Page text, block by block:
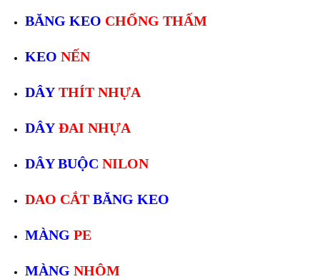
BĂNG KEO CHỐNG THẤM
KEO NẾN
DÂY THÍT NHỰA
DÂY ĐAI NHỰA
DÂY BUỘC NILON
DAO CẮT BĂNG KEO
MÀNG PE
MÀNG NHÔM